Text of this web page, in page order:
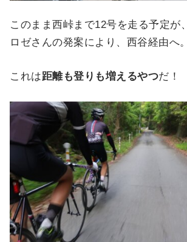
このまま西峠まで12号を走る予定が、
ロゼさんの発案により、西谷経由へ。
これは距離も登りも増えるやつだ！